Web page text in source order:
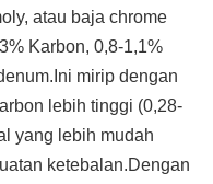
atau baja chrome
Karbon, 0,8-1,1%
mirip dengan
lebih tinggi (0,28-
yang lebih mudah
ketebalan.Dengan